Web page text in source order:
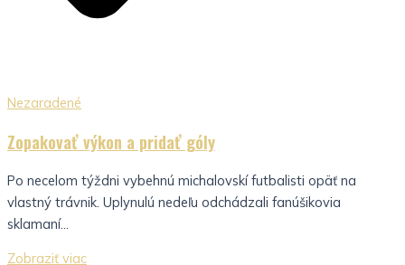
Nezaradené
Zopakovať výkon a pridať góly
Po necelom týždni vybehnú michalovskí futbalisti opäť na
vlastný trávnik. Uplynulú nedeľu odchádzali fanúšikovia
sklamaní...
Zobraziť viac